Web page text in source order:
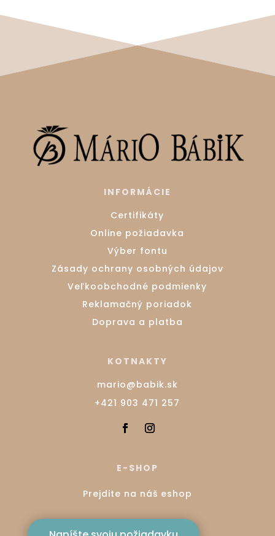
INFORMÁCIE
Certifikáty
Online požiadavka
Výber fontu
Zásady ochrany osobných údajov
Veľkoobchodné podmienky
Reklamačný poriadok
Doprava a platba
KOTNAKTY
mario@babik.sk
+421 903 471 257
E-SHOP
Prejdite na náš eshop